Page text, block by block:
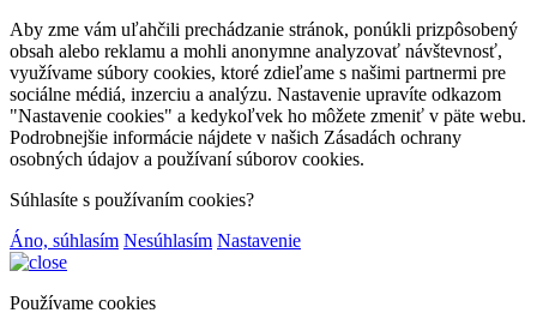
Aby zme vám uľahčili prechádzanie stránok, ponúkli prizpôsobený
obsah alebo reklamu a mohli anonymne analyzovať návštevnosť,
využívame súbory cookies, ktoré zdieľame s našimi partnermi pre
sociálne médiá, inzerciu a analýzu. Nastavenie upravíte odkazom
"Nastavenie cookies" a kedykoľvek ho môžete zmeniť v päte webu.
Podrobnejšie informácie nájdete v našich Zásadách ochrany
osobných údajov a používaní súborov cookies.
Súhlasíte s používaním cookies?
Áno, súhlasím Nesúhlasím Nastavenie
Používame cookies